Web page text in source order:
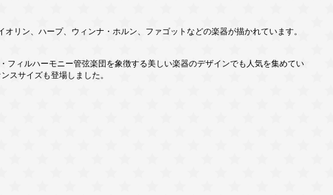
リン、ハープ、ウィンナ・ホルン、ファゴットなどの楽器が描かれています。
ィルハーモニー管弦楽団を象徴する美しい楽器のデザインでも人気を集めてい
スサイズも登場しました。